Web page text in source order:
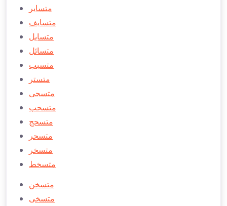
متساير
متسايف
متسايل
متسائل
متسبب
متستر
متسجی
متسحب
متسحج
متسحر
متسخر
متسخط
متسخن
متسخی